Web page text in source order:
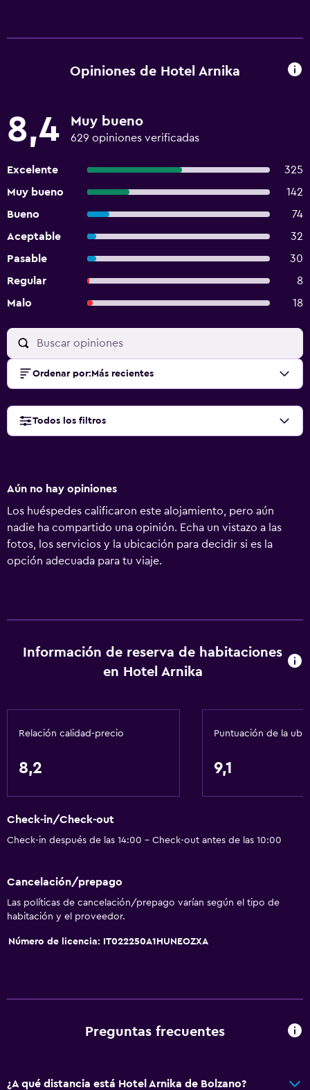
Opiniones de Hotel Arnika
8,4 Muy bueno
629 opiniones verificadas
Excelente
325
Muy bueno
142
Bueno
74
Aceptable
32
Pasable
30
Regular
8
Malo
18
Ordenar por: Más recientes
Todos los filtros
Aún no hay opiniones
Los huéspedes calificaron este alojamiento, pero aún
nadie ha compartido una opinión. Echa un vistazo a las
fotos, los servicios y la ubicación para decidir si es la
opción adecuada para tu viaje.
Información de reserva de habitaciones
en Hotel Arnika
Relación calidad-precio
8,2
Puntuación de la
9,1
Check-in/Check-out
Check-in después de las 14:00 - Check-out antes de las 10:00
Cancelación/prepago
Las políticas de cancelación/prepago varían según el tipo de
habitación y el proveedor.
Número de licencia: IT022250A1HUNEOZXA
Preguntas frecuentes
¿A qué distancia está Hotel Arnika de Bolzano?